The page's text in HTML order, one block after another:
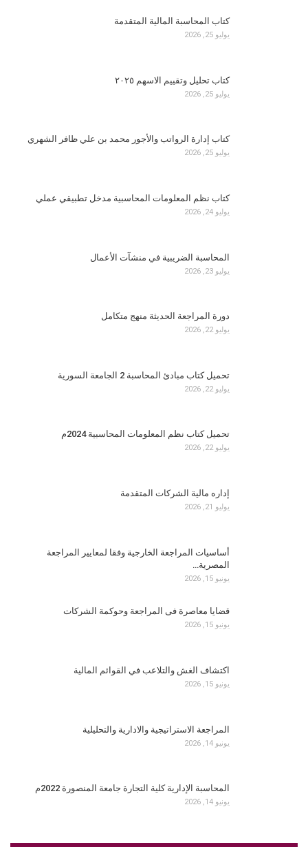
كتاب المحاسبة المالية المتقدمة
يوليو 25, 2026
كتاب تحليل وتقييم الاسهم ٢٠٢٥
يوليو 25, 2026
كتاب إدارة الرواتب والأجور محمد بن علي ظافر الشهري
يوليو 25, 2026
كتاب نظم المعلومات المحاسبية مدخل تطبيقي عملي
يوليو 24, 2026
المحاسبة الضريبية في منشآت الأعمال
يوليو 23, 2026
دورة المراجعة الحديثة منهج متكامل
يوليو 22, 2026
تحميل كتاب مبادئ المحاسبة 2 الجامعة السورية
يوليو 22, 2026
تحميل كتاب نظم المعلومات المحاسبية 2024م
يوليو 22, 2026
إداره مالية الشركات المتقدمة
يوليو 21, 2026
أساسيات المراجعة الخارجية وفقا لمعايير المراجعة
المصرية…
يونيو 15, 2026
قضايا معاصرة فى المراجعة وحوكمة الشركات
يونيو 15, 2026
اكتشاف الغش والتلاعب في القوائم المالية
يونيو 15, 2026
المراجعة الاستراتيجية والادارية والتحليلية
يونيو 14, 2026
المحاسبة الإدارية كلية التجارة جامعة المنصورة 2022م
يونيو 14, 2026